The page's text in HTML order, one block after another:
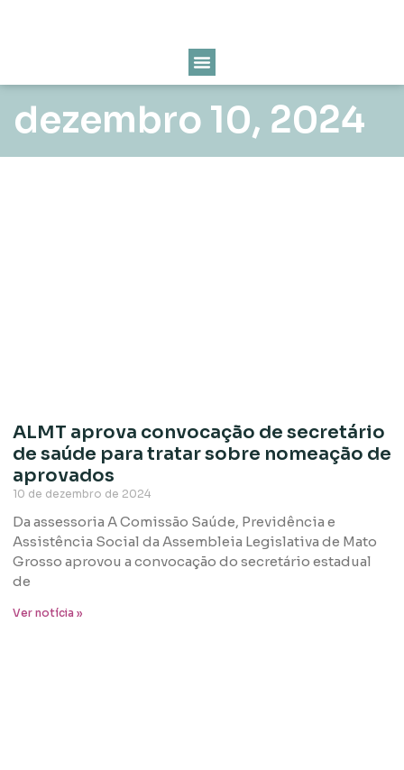
dezembro 10, 2024
ALMT aprova convocação de secretário
de saúde para tratar sobre nomeação de
aprovados
10 de dezembro de 2024
Da assessoria A Comissão Saúde, Previdência e
Assistência Social da Assembleia Legislativa de Mato
Grosso aprovou a convocação do secretário estadual
de
Ver notícia »